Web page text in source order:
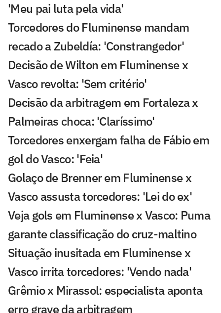
'Meu pai luta pela vida'
Torcedores do Fluminense mandam
recado a Zubeldía: 'Constrangedor'
Decisão de Wilton em Fluminense x
Vasco revolta: 'Sem critério'
Decisão da arbitragem em Fortaleza x
Palmeiras choca: 'Claríssimo'
Torcedores enxergam falha de Fábio em
gol do Vasco: 'Feia'
Golaço de Brenner em Fluminense x
Vasco assusta torcedores: 'Lei do ex'
Veja gols em Fluminense x Vasco: Puma
garante classificação do cruz-maltino
Situação inusitada em Fluminense x
Vasco irrita torcedores: 'Vendo nada'
Grêmio x Mirassol: especialista aponta
erro grave da arbitragem